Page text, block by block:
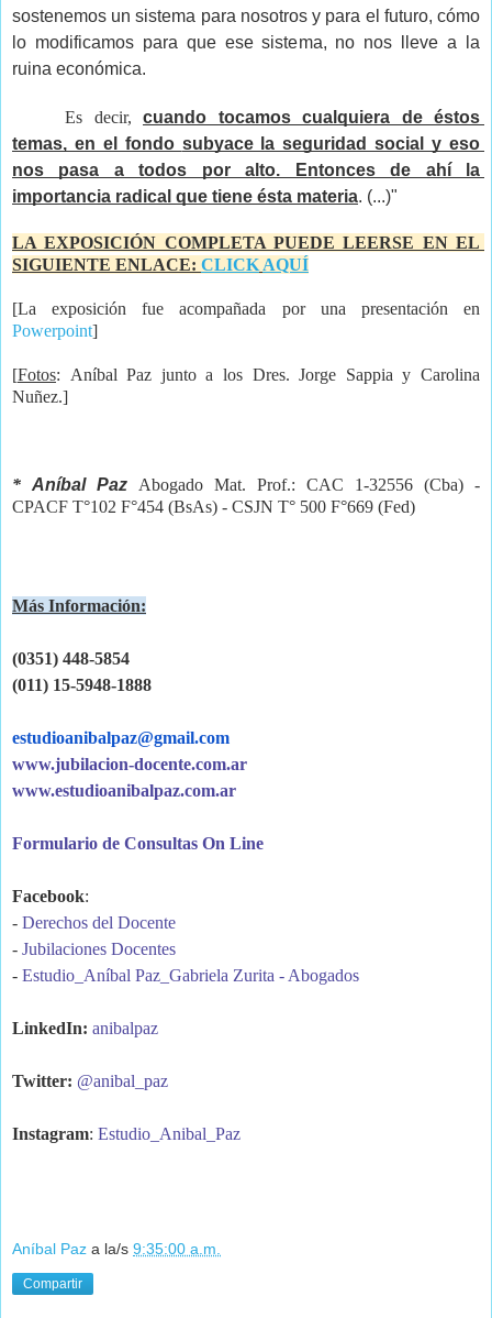
sostenemos un sistema para nosotros y para el futuro, cómo
lo modificamos para que ese sistema, no nos lleve a la
ruina económica.
Es decir, cuando tocamos cualquiera de éstos
temas, en el fondo subyace la seguridad social y eso
importancia radical que tiene ésta materia. (...)"
LA EXPOSICIÓN COMPLETA PUEDE LEERSE EN EL
SIGUIENTE ENLACE: CLICK AQUÍ
[La
Powerpoint]
[Fotos: Aníbal Paz junto a los Dres. Jorge Sappia y Carolina
Nuñez.]
* Aníbal Paz Abogado Mat. Prof.: CAC 1-32556 (Cba) -
CPACF T°102 F°454 (BsAs) - CSJN T° 500 F°669 (Fed)
Más Información:
(0351) 448-5854
(011) 15-5948-1888
estudioanibalpaz@gmail.com
www.jubilacion-docente.com.ar
www.estudioanibalpaz.com.ar
Formulario de Consultas On Line
Facebook:
- Derechos del Docente
- Jubilaciones Docentes
- Estudio_Aníbal Paz_Gabriela Zurita - Abogados
LinkedIn: anibalpaz
Twitter: @anibal_paz
Instagram: Estudio_Anibal_Paz
Aníbal Paz a la/s 9:35:00 a.m.
Compartir